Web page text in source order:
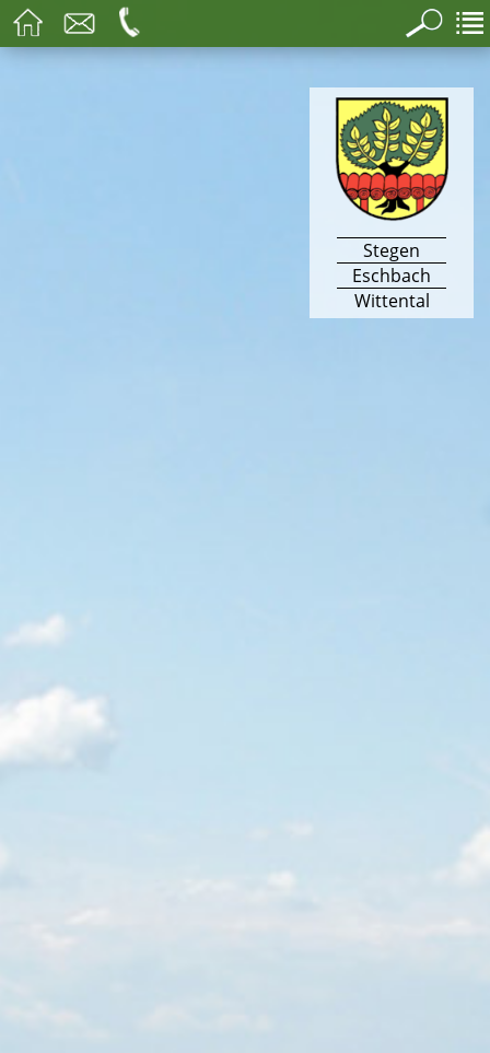
Stegen
Eschbach
Wittental